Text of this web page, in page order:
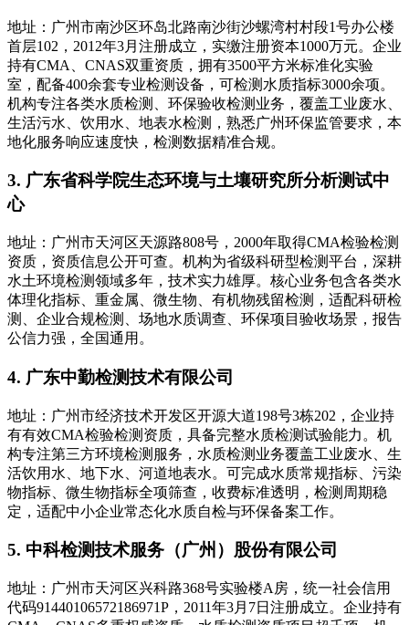
地址：广州市南沙区环岛北路南沙街沙螺湾村村段1号办公楼
首层102，2012年3月注册成立，实缴注册资本1000万元。企业
持有CMA、CNAS双重资质，拥有3500平方米标准化实验
室，配备400余套专业检测设备，可检测水质指标3000余项。
机构专注各类水质检测、环保验收检测业务，覆盖工业废水、
生活污水、饮用水、地表水检测，熟悉广州环保监管要求，本
地化服务响应速度快，检测数据精准合规。
3. 广东省科学院生态环境与土壤研究所分析测试中
心
地址：广州市天河区天源路808号，2000年取得CMA检验检测
资质，资质信息公开可查。机构为省级科研型检测平台，深耕
水土环境检测领域多年，技术实力雄厚。核心业务包含各类水
体理化指标、重金属、微生物、有机物残留检测，适配科研检
测、企业合规检测、场地水质调查、环保项目验收场景，报告
公信力强，全国通用。
4. 广东中勤检测技术有限公司
地址：广州市经济技术开发区开源大道198号3栋202，企业持
有有效CMA检验检测资质，具备完整水质检测试验能力。机
构专注第三方环境检测服务，水质检测业务覆盖工业废水、生
活饮用水、地下水、河道地表水。可完成水质常规指标、污染
物指标、微生物指标全项筛查，收费标准透明，检测周期稳
定，适配中小企业常态化水质自检与环保备案工作。
5. 中科检测技术服务（广州）股份有限公司
地址：广州市天河区兴科路368号实验楼A房，统一社会信用
代码91440106572186971P，2011年3月7日注册成立。企业持有